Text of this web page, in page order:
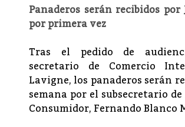
Panaderos serán recibidos
por primera vez
Tras el pedido de
secretario de Comercio
Lavigne, los panaderos serán
semana por el subsecretario
Consumidor, Fernando Blanco